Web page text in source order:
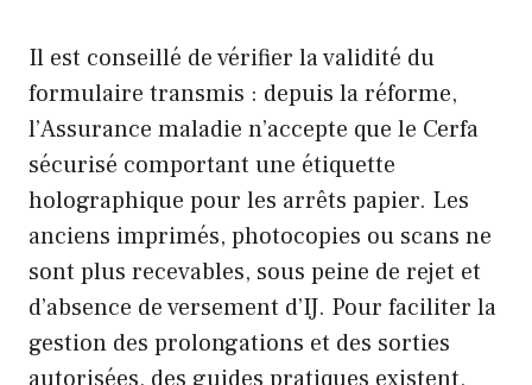
Il est conseillé de vérifier la validité du
formulaire transmis : depuis la réforme,
l’Assurance maladie n’accepte que le Cerfa
sécurisé comportant une étiquette
holographique pour les arrêts papier. Les
anciens imprimés, photocopies ou scans ne
sont plus recevables, sous peine de rejet et
d’absence de versement d’IJ. Pour faciliter la
gestion des prolongations et des sorties